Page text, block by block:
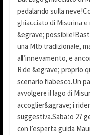
pedalando sulla
ghiacciato di Misurina e
&egrave;
una Mtb tradizionale,
all’innevamento, e
Ride &egrave; proprio
scenario fiabesco.Un
avvolgere il lago di
accoglier&agrave; i
suggestiva.Sabato 27
con l’esperta guida